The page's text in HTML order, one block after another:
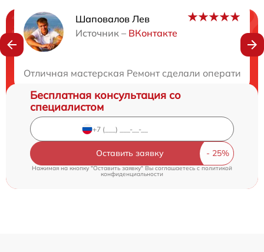
Шаповалов Лев
Источник – ВКонтакте
Отличная мастерская Ремонт сделали
Нужна консультация?
Бесплатная консультация со
специалистом
Оставить заявку
Нажимая на кнопку "Оставить заявку" Вы соглашаетесь c политикой
конфиденциальности